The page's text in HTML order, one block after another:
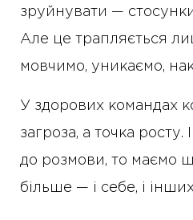
зруйнувати —
Але це трапляється
мовчимо, уникаємо,
У здорових командах
загроза, а точка росту.
до розмови, то маємо
більше — і себе, і